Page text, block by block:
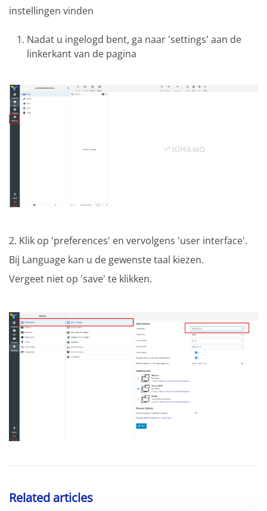
instellingen vinden
Nadat u ingelogd bent, ga naar 'settings' aan de
linkerkant van de pagina
2. Klik op 'preferences' en vervolgens 'user interface'.
Bij Language kan u de gewenste taal kiezen.
Vergeet niet op 'save' te klikken.
Related articles